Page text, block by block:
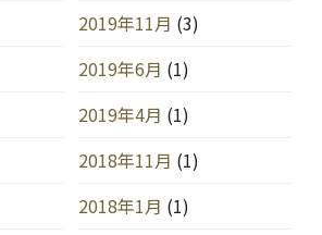
2019年11月 (3)
2019年6月 (1)
2019年4月 (1)
2018年11月 (1)
2018年1月 (1)